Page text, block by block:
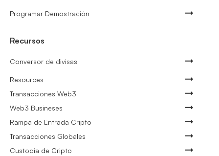
Programar Demostración
Recursos
Conversor de divisas
Resources
Transacciones Web3
Web3 Busineses
Rampa de Entrada Cripto
Transacciones Globales
Custodia de Cripto